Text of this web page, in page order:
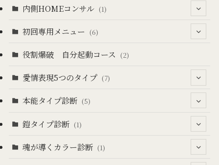
(10)
(2)
内側HOMEコンサル (1)
初回専用メニュー (6)
(6)
役割爆破 自分起動コース (2)
愛情表現5つのタイプ (7)
本能タイプ診断 (5)
(1)
(4)
鎧タイプ診断 (1)
(1)
魂が導くカラー診断 (1)